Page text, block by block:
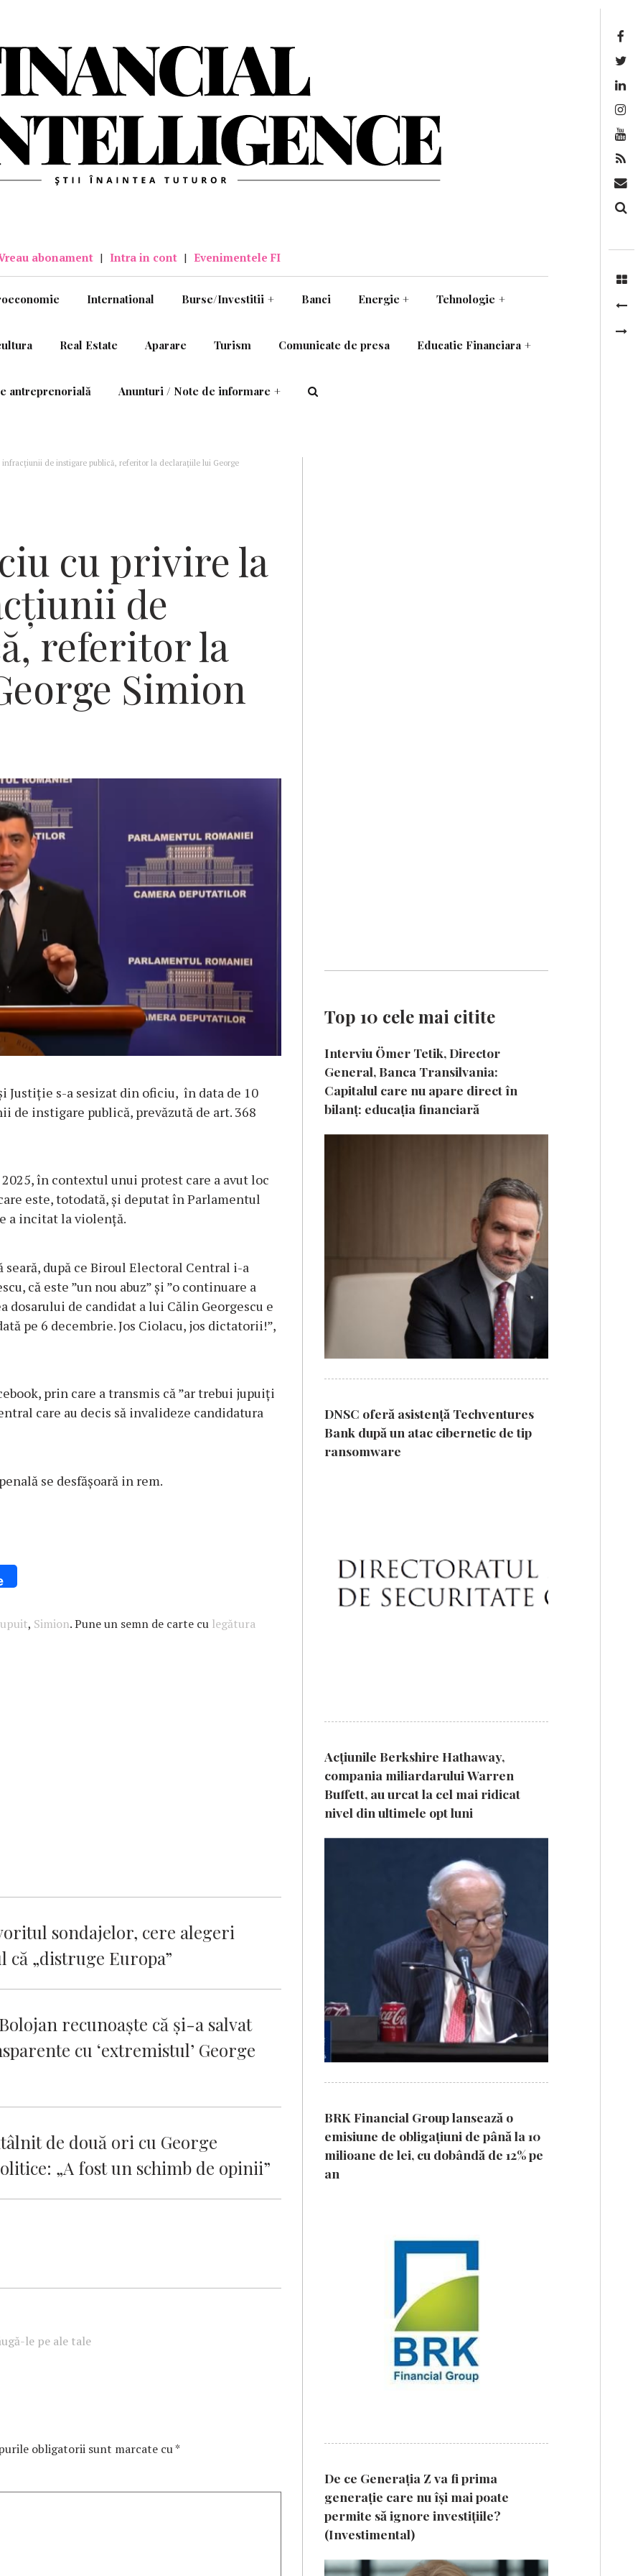
abonament | Intra in cont | Evenimentele FI
International Burse/Investitii + Banci Energie + Tehnologie +
Real Estate Aparare Turism Comunicate de presa Educatie Financiara +
antreprenorială Anunturi / Note de informare +
infracțiunii de instigare publică, referitor la declarațiile lui George
cu privire la
de
referitor la
Simion
Justiție s-a sesizat din oficiu, în data de 10
instigare publică, prevăzută de art. 368
în contextul unui protest care a avut loc
este, totodată, și deputat în Parlamentul
a incitat la violență.
după ce Biroul Electoral Central i-a
că este ”un nou abuz” și ”o continuare a
dosarului de candidat a lui Călin Georgescu e
pe 6 decembrie. Jos Ciolacu, jos dictatorii!”,
prin care a transmis că ”ar trebui jupuiți
care au decis să invalideze candidatura
se desfășoară in rem.
, Simion. Pune un semn de carte cu legătura
sondajelor, cere alegeri
„distruge Europa”
recunoaşte că şi-a salvat
cu ‘extremistul’ George
de două ori cu George
„A fost un schimb de opinii”
le pe ale tale
obligatorii sunt marcate cu*
Top 10 cele mai citite
Interviu Ömer Tetik, Director
General, Banca Transilvania:
Capitalul care nu apare direct în
bilanț: educația financiară
DNSC oferă asistență Techventures
Bank după un atac cibernetic de tip
ransomware
Acțiunile Berkshire Hathaway,
compania miliardarului Warren
Buffett, au urcat la cel mai ridicat
nivel din ultimele opt luni
BRK Financial Group lansează o
emisiune de obligațiuni de până la 10
milioane de lei, cu dobândă de 12% pe
an
De ce Generația Z va fi prima
generație care nu își mai poate
permite să ignore investițiile?
(Investimental)